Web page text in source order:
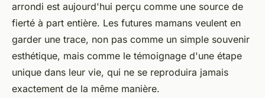
arrondi est aujourd'hui perçu comme une source de
fierté à part entière. Les futures mamans veulent en
garder une trace, non pas comme un simple souvenir
esthétique, mais comme le témoignage d'une étape
unique dans leur vie, qui ne se reproduira jamais
exactement de la même manière.